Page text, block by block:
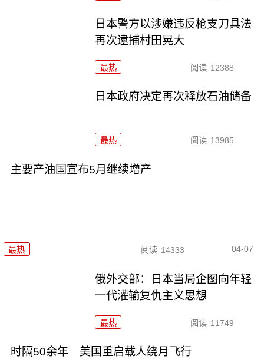
日本警方以涉嫌违反枪支刀具法
再次逮捕村田晃大
最热 阅读 12388
日本政府决定再次释放石油储备
最热 阅读 13985
主要产油国宣布5月继续增产
最热 阅读 14333 04-07
俄外交部：日本当局企图向年轻
一代灌输复仇主义思想
最热 阅读 11749
时隔50余年 美国重启载人绕月飞行